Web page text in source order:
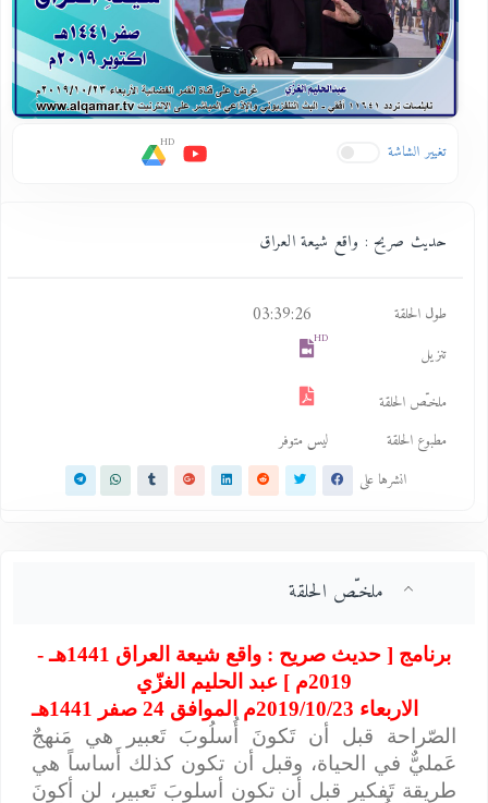
تغيير الشاشة HD
حديث صريح : واقع شيعة العراق
طول الحلقة 03:39:26
تنزيل
HD
ملخـّص الحلقة
مطبوع الحلقة
ليس متوفر
انشرها على
ملخـّص الحلقة
برنامج [ حديث صريح : واقع شيعة العراق 1441هـ -
2019م ] عبد الحليم الغزّي
الاربعاء 2019/10/23م الموافق 24 صفر 1441هـ
الصّراحة قبل أن تَكونَ أُسلُوبَ تَعبير هي مَنهجٌ
عَمليٌّ في الحياة، وقبل أن تكون كذلك أَساساً هي
طريقة تَفكير قبل أن تكون أسلوبَ تَعبير، لن أكونَ